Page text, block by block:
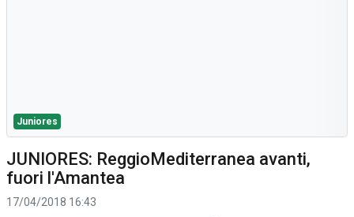
Juniores
JUNIORES: ReggioMediterranea avanti,
fuori l'Amantea
17/04/2018 16:43